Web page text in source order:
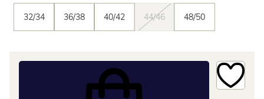
32/34 36/38 40/42 44/46 48/50